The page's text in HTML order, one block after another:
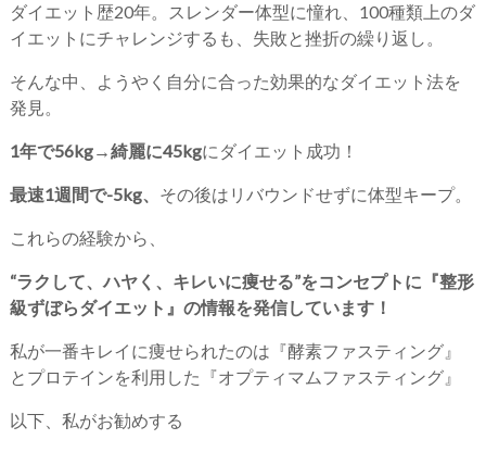
ダイエット歴20年。スレンダー体型に憧れ、100種類上のダ
イエットにチャレンジするも、失敗と挫折の繰り返し。
そんな中、ようやく自分に合った効果的なダイエット法を
発見。
1年で56kg→綺麗に45kgにダイエット成功！
最速1週間で-5kg、 その後はリバウンドせずに体型キープ。
これらの経験から、
“ラクして、ハヤく、キレいに痩せる”をコンセプトに『整形
級ずぼらダイエット』の情報を発信しています！
私が一番キレイに痩せられたのは『酵素ファスティング』
とプロテインを利用した『オプティマムファスティング』
以下、私がお勧めする